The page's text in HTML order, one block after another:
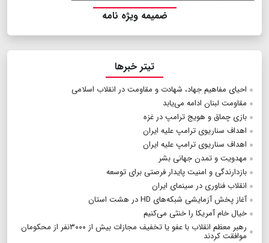
ضمیمه ویژه نامه
تیتر خبرها
احیای مفاهیم جهاد، شهادت و مقاومت در انقلاب اسلامی
مقاومت لبنان ادامه می‌یابد
بازی چماق و هویج ترامپ در غزه
اهداف سناریوی ترامپ علیه ایران
اهداف سناریوی ترامپ علیه ایران
مهدویت و تمدن جهانی بشر
بازدارندگی و امنیت پایدار فرصتی برای توسعه
انقلاب فناوری در سینمای ایران
آغاز پخش آزمایشی شبکه‌های HD در هشت استان
خیال خام آمریکا را خنثی می‌کنیم
رهبر معظم انقلاب با عفو یا تخفیف مجازات بیش از ۳۰۰۰نفر از محکومان
موافقت کردند